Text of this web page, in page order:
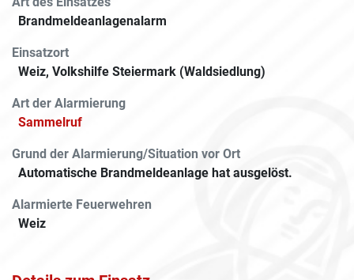
Brandmeldeanlagen­alarm
Einsatzort
Weiz, Volkshilfe Steiermark (Waldsiedlung)
Art der Alarmierung
Sammelruf
Grund der Alarmierung/Situation vor Ort
Automatische Brandmeldeanlage hat ausgelöst.
Alarmierte Feuerwehren
Weiz